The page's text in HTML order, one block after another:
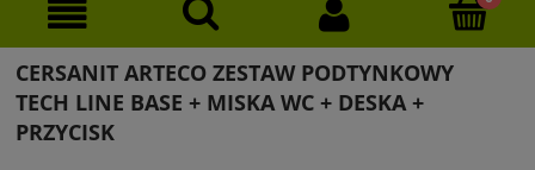
CERSANIT ARTECO ZESTAW PODTYNKOWY
TECH LINE BASE + MISKA WC + DESKA +
PRZYCISK